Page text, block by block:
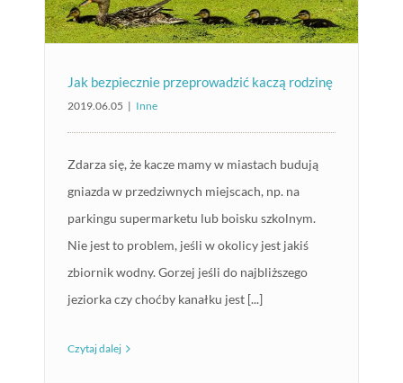
Jak bezpiecznie przeprowadzić kaczą rodzinę
2019.06.05 | Inne
Zdarza się, że kacze mamy w miastach budują
gniazda w przedziwnych miejscach, np. na
parkingu supermarketu lub boisku szkolnym.
Nie jest to problem, jeśli w okolicy jest jakiś
zbiornik wodny. Gorzej jeśli do najbliższego
jeziorka czy choćby kanałku jest [...]
Czytaj dalej